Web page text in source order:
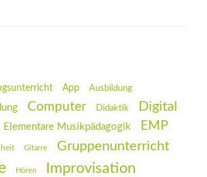
App Ausbildung
Computer Didaktik Digital
Elementare Musikpädagogik EMP
Gitarre Gruppenunterricht
Hören Improvisation